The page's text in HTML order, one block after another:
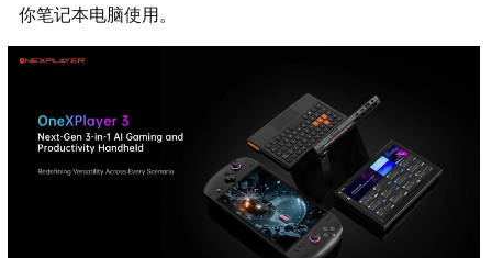
你笔记本电脑使用。